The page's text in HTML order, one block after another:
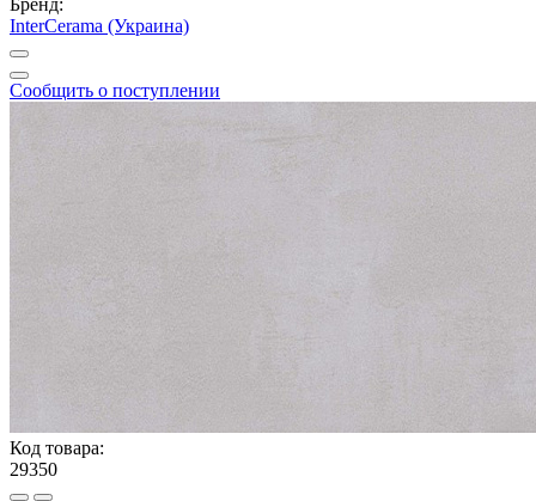
Бренд:
InterCerama (Украина)
Сообщить о поступлении
Код товара:
29350